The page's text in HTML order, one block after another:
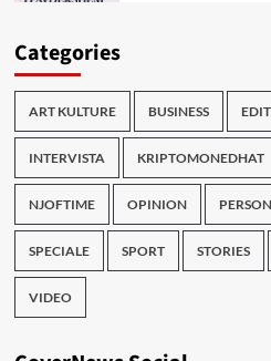
Categories
ART KULTURE BUSINESS
INTERVISTA KRIPTOMONEDHAT
NJOFTIME OPINION
SPECIALE SPORT STORIES
VIDEO